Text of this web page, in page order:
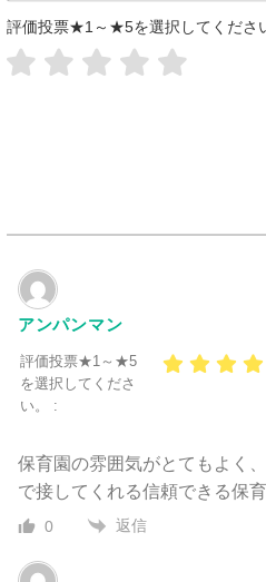
評価投票★1～★5を選択してくださ
アンパンマン
評価投票★1～★5
を選択してくださ
い。 :
保育園の雰囲気がとてもよく
で接してくれる信頼できる保
0 返信